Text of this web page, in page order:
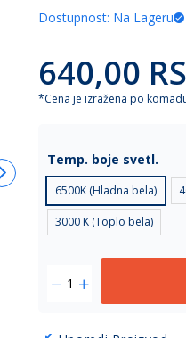
Dostupnost: Na Lageru
640,00
*Cena je izražena po
Temp. boje svetl.
6500K (Hladna bela)
3000 K (Toplo bela)